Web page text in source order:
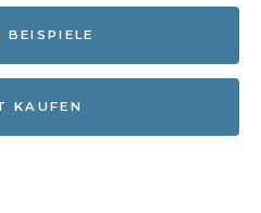
BEISPIELE
KAUFEN